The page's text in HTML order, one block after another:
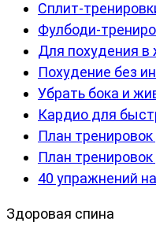
Сплит-
Фулбоди-
Для похудения в
Похудение без
Убрать бока и
Кардио для
План тренировок
План тренировок
40 упражнений
Здоровая спина